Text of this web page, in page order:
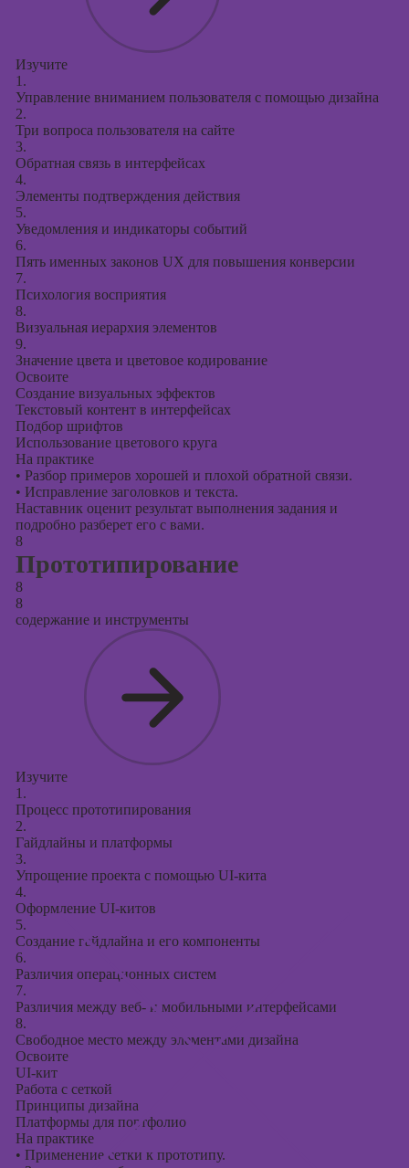
Изучите
1.
Управление вниманием пользователя с помощью дизайна
2.
Три вопроса пользователя на сайте
3.
Обратная связь в интерфейсах
4.
Элементы подтверждения действия
5.
Уведомления и индикаторы событий
6.
Пять именных законов UX для повышения конверсии
7.
Психология восприятия
8.
Визуальная иерархия элементов
9.
Значение цвета и цветовое кодирование
Освоите
Создание визуальных эффектов
Текстовый контент в интерфейсах
Подбор шрифтов
Использование цветового круга
На практике
• Разбор примеров хорошей и плохой обратной связи.
• Исправление заголовков и текста.
Наставник оценит результат выполнения задания и
подробно разберет его с вами.
8
Прототипирование
8
8
содержание и инструменты
Изучите
1.
Процесс прототипирования
2.
Гайдлайны и платформы
3.
Упрощение проекта с помощью UI-кита
4.
Оформление UI-китов
5.
Создание гайдлайна и его компоненты
6.
Различия операционных систем
7.
Различия между веб- и мобильными интерфейсами
8.
Свободное место между элементами дизайна
Освоите
UI-кит
Работа с сеткой
Принципы дизайна
Платформы для портфолио
На практике
• Применение сетки к прототипу.